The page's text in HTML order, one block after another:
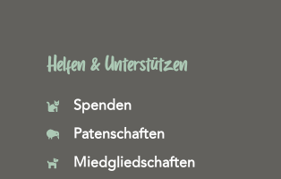
Helfen & Unterstützen
Spenden
Patenschaften
Miedgliedschaften